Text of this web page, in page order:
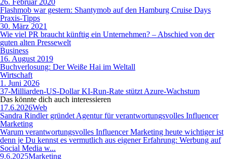
26. Februar 2020
Flashmob war gestern: Shantymob auf den Hamburg Cruise Days
Praxis-Tipps
30. März 2021
Wie viel PR braucht künftig ein Unternehmen? – Abschied von der
guten alten Pressewelt
Business
16. August 2019
Buchverlosung: Der Weiße Hai im Weltall
Wirtschaft
1. Juni 2026
37-Milliarden-US-Dollar KI-Run-Rate stützt Azure-Wachstum
Das könnte dich auch interessieren
17.6.2026Web
Sandra Rindler gründet Agentur für verantwortungsvolles Influencer
Marketing
Warum verantwortungsvolles Influencer Marketing heute wichtiger ist
denn je Du kennst es vermutlich aus eigener Erfahrung: Werbung auf
Social Media w...
9.6.2025Marketing